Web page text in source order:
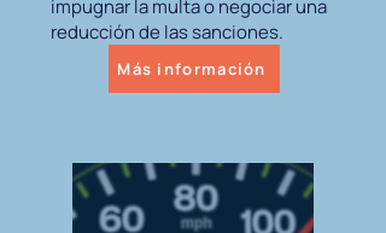
impugnar la multa o negociar una
reducción de las sanciones.
Más información